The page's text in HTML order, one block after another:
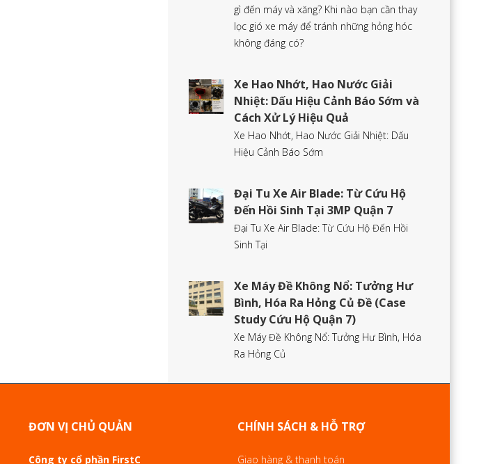
gì đến máy và xăng? Khi nào bạn cần thay
lọc gió xe máy để tránh những hỏng hóc
không đáng có?
Xe Hao Nhớt, Hao Nước Giải
Nhiệt: Dấu Hiệu Cảnh Báo Sớm và
Cách Xử Lý Hiệu Quả
Xe Hao Nhớt, Hao Nước Giải Nhiệt: Dấu
Hiệu Cảnh Báo Sớm
Đại Tu Xe Air Blade: Từ Cứu Hộ
Đến Hồi Sinh Tại 3MP Quận 7
Đại Tu Xe Air Blade: Từ Cứu Hộ Đến Hồi
Sinh Tại
Xe Máy Đề Không Nổ: Tưởng Hư
Bình, Hóa Ra Hỏng Củ Đề (Case
Study Cứu Hộ Quận 7)
Xe Máy Đề Không Nổ: Tưởng Hư Bình, Hóa
Ra Hỏng Củ
ĐƠN VỊ CHỦ QUẢN
Công ty cổ phần FirstC
CHÍNH SÁCH & HỖ TRỢ
Giao hàng & thanh toán